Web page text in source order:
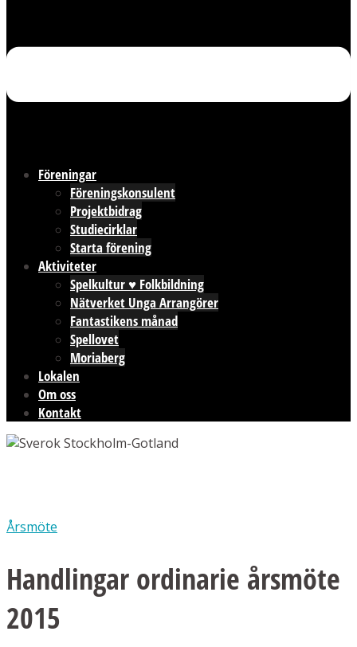
Föreningar
Föreningskonsulent
Projektbidrag
Studiecirklar
Starta förening
Aktiviteter
Spelkultur ♥ Folkbildning
Nätverket Unga Arrangörer
Fantastikens månad
Spellovet
Moriaberg
Lokalen
Om oss
Kontakt
Årsmöte
Handlingar ordinarie årsmöte
2015